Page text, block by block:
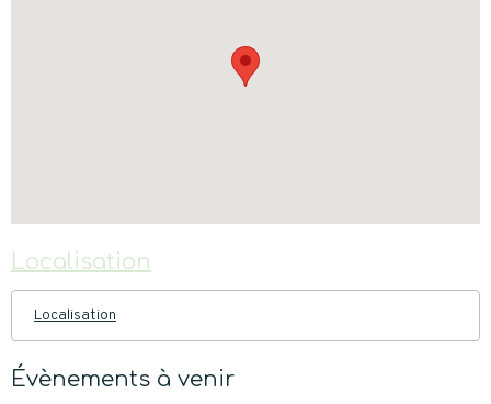
Localisation
Localisation
Évènements à venir